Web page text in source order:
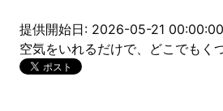
提供開始日: 2026-05-21 00:00:00
空気をいれるだけで、どこでもく